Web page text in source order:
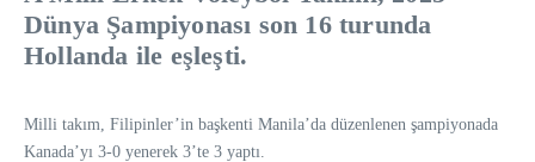
Dünya Şampiyonası son 16 turunda
Hollanda ile eşleşti.
Milli takım, Filipinler’in başkenti Manila’da düzenlenen şampiyonada
Kanada’yı 3-0 yenerek 3’te 3 yaptı.